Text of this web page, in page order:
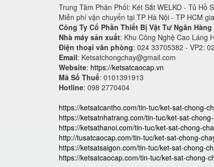
Trung Tâm Phân Phối: Két Sắt WELKO - Tủ Hồ
Miễn phí vận chuyển tại TP Hà Nội - TP HCM
Công Ty Cổ Phần Thiết Bị Vật Tư Ngân
Nhà máy sản xuất: Khu Công Nghệ Cao Láng
Điện thoại văn phòng: 024 33705382 - VP2:
Email: Ketsatchongchay@gmail.com
Website: https://ketsatcaocap.vn
Mã Số Thuế: 0101391913
Hotline: 098 2770404
https://ketsatcantho.com/tin-tuc/ket-sat-chong-
https://ketsatnhatrang.com/tin-tuc/ket-sat-
https://ketsathanoi.com/tin-tuc/ket-sat-chong-
http://tusatcaocap.com/tin-tuc/ket-sat-chong-
https://ketsatsaigon.com/tin-tuc/ket-sat-chong-
https://ketsatcaocap.com/tin-tuc/ket-sat-chong-